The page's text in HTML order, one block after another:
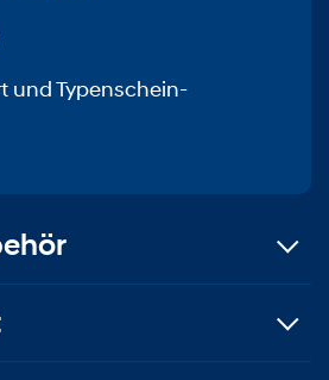
und Typenschein-